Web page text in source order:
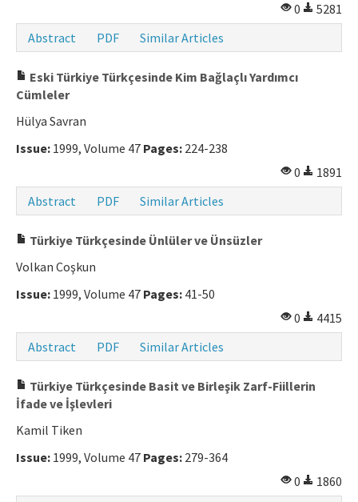
0
5281
Abstract
PDF Similar Articles
Eski Türkiye Türkçesinde Kim Bağlaçlı Yardımcı
Cümleler
Hülya Savran
Issue: 1999, Volume 47 Pages: 224-238
0
1891
Abstract
PDF Similar Articles
Türkiye Türkçesinde Ünlüler ve Ünsüzler
Volkan Coşkun
Issue: 1999, Volume 47 Pages: 41-50
0
4415
Abstract
PDF Similar Articles
Türkiye Türkçesinde Basit ve Birleşik Zarf-Fiillerin
İfade ve İşlevleri
Kamil Tiken
Issue: 1999, Volume 47 Pages: 279-364
0
1860